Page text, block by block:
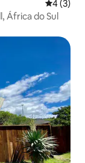
4 de
4 (3)
África do Sul